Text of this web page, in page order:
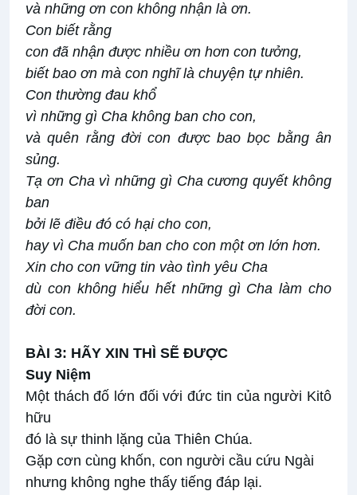
và những ơn con không nhận là ơn.
Con biết rằng
con đã nhận được nhiều ơn hơn con tưởng,
biết bao ơn mà con nghĩ là chuyện tự nhiên.
Con thường đau khổ
vì những gì Cha không ban cho con,
và quên rằng đời con được bao bọc bằng ân
sủng.
Tạ ơn Cha vì những gì Cha cương quyết không
ban
bởi lẽ điều đó có hại cho con,
hay vì Cha muốn ban cho con một ơn lớn hơn.
Xin cho con vững tin vào tình yêu Cha
dù con không hiểu hết những gì Cha làm cho
đời con.
BÀI 3: HÃY XIN THÌ SẼ ĐƯỢC
Suy Niệm
Một thách đố lớn đối với đức tin của người Kitô
hữu
đó là sự thinh lặng của Thiên Chúa.
Gặp cơn cùng khốn, con người cầu cứu Ngài
nhưng không nghe thấy tiếng đáp lại.